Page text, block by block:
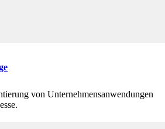
von Unternehmensanwendungen